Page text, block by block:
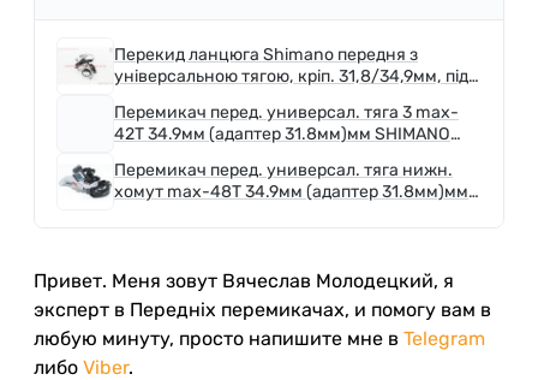
Перекид ланцюга Shimano передня з
універсальною тягою, кріп. 31,8/34,9мм, під
Перемикач перед. универсал. тяга 3 max-
42T 34.9мм (адаптер 31.8мм)мм SHIMANO
Перемикач перед. универсал. тяга нижн.
хомут max-48T 34.9мм (адаптер 31.8мм)мм
Привет. Меня зовут Вячеслав Молодецкий, я
эксперт в Передніх перемикачах, и помогу вам в
любую минуту, просто напишите мне в Telegram
либо Viber.